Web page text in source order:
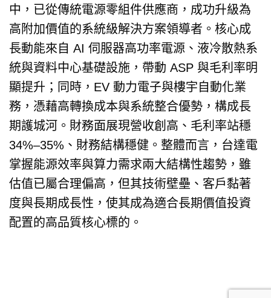
中，已從傳統電源零組件供應商，成功升級為
高附加價值的系統級解決方案領導者。核心成
長動能來自 AI 伺服器高功率電源、液冷散熱系
統與資料中心基礎設施，帶動 ASP 與毛利率明
顯提升；同時，EV 動力電子與樓宇自動化業
務，憑藉高轉換成本與系統整合優勢，構成長
期護城河。財務面展現營收創高、毛利率站穩
34%–35%、財務結構穩健。整體而言，台達電
掌握能源效率與算力需求兩大結構性趨勢，雖
估值已屬合理偏高，但其技術壁壘、客戶黏著
度與長期成長性，使其成為適合長期價值投資
配置的高品質核心標的。